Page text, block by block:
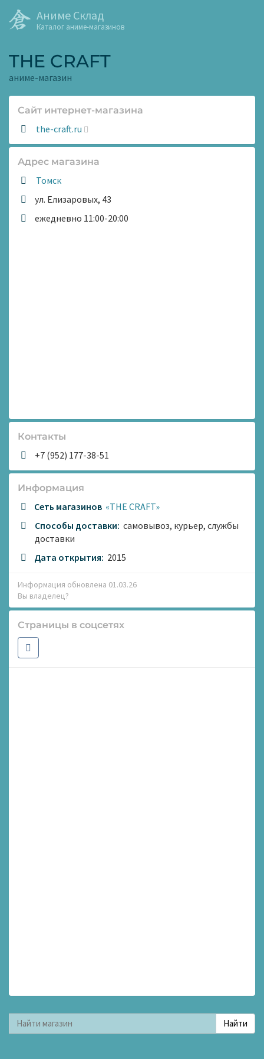
Аниме Склад
Каталог аниме-магазинов
THE CRAFT
аниме-магазин
Сайт интернет-магазина
Сайт:
the-craft.ru
Адрес магазина
Томск
ул. Елизаровых, 43
Времяежедневно 11:00-20:00
Контакты
+7 (952) 177-38-51
Информация
Сеть магазинов «THE CRAFT»
Способы доставки: самовывоз, курьер, службы
доставки
Дата открытия: 2015
Информация обновлена 01.03.26
Вы владелец?
Страницы в соцсетях